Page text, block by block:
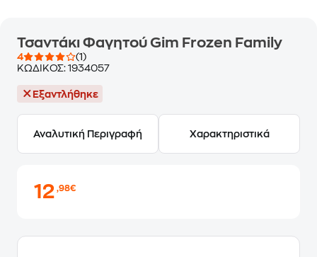
Τσαντάκι Φαγητού Gim Frozen Family
4
(1)
ΚΩΔΙΚΟΣ: 1934057
Εξαντλήθηκε
Αναλυτική Περιγραφή Χαρακτηριστικά
12,98€